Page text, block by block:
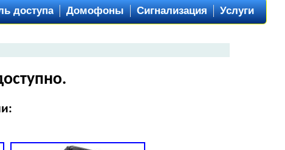
доступа Домофоны Сигнализация Услуги